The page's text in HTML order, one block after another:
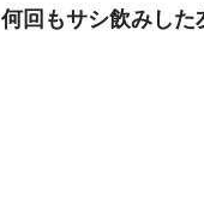
何回もサシ飲みした